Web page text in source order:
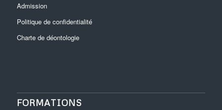
Admission
Politique de confidentialité
Charte de déontologie
FORMATIONS